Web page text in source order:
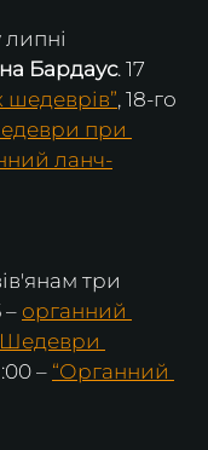
Бардаус. 17
шедеврів”, 18-го
при
ланч-
три
– органний
– “Органний